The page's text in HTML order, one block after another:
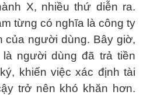
X, nhiều thứ diễn ra.
từng có nghĩa là công ty
của người dùng. Bây giờ,
người dùng đã trả tiền
khiến việc xác định tài
trở nên khó khăn hơn.